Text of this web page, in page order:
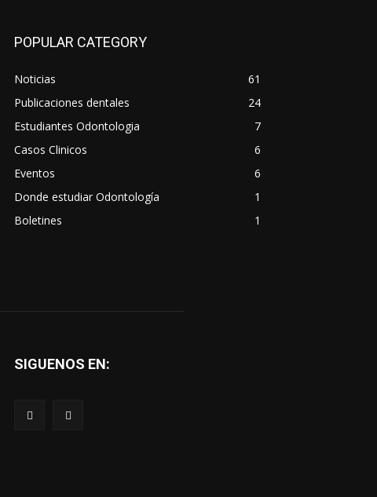
POPULAR CATEGORY
Noticias
61
Publicaciones dentales
24
Estudiantes Odontologia
7
Casos Clinicos
6
Eventos
6
Donde estudiar Odontología
1
Boletines
1
SIGUENOS EN: